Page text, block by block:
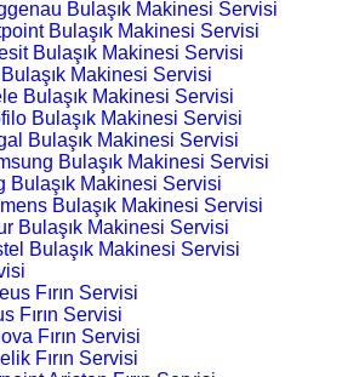
Bulaşık Makinesi Servisi
Bulaşık Makinesi Servisi
Bulaşık Makinesi Servisi
Bulaşık Makinesi Servisi
Bulaşık Makinesi Servisi
Bulaşık Makinesi Servisi
Bulaşık Makinesi Servisi
Bulaşık Makinesi Servisi
Bulaşık Makinesi Servisi
Bulaşık Makinesi Servisi
Bulaşık Makinesi Servisi
Bulaşık Makinesi Servisi
Fırın Servisi
Fırın Servisi
Fırın Servisi
Fırın Servisi